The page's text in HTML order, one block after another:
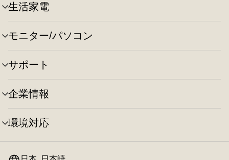
切
り
替
え
ュ
ー
の
切
り
替
え
生活家電
メ
ニ
ュ
ー
の
切
り
替
え
モニター/パソコン
メ
ニ
ュ
ー
の
切
り
替
え
サポート
メ
ニ
ュ
ー
の
切
り
替
企業情報
メ
ニ
ュ
ー
環境対応
メ
ー